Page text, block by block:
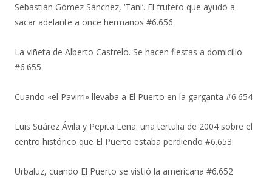
Sebastián Gómez Sánchez, ‘Tani’. El frutero que ayudó a
sacar adelante a once hermanos #6.656
La viñeta de Alberto Castrelo. Se hacen fiestas a domicilio
#6.655
Cuando «el Pavirri» llevaba a El Puerto en la garganta #6.654
Luis Suárez Ávila y Pepita Lena: una tertulia de 2004 sobre el
centro histórico que El Puerto estaba perdiendo #6.653
Urbaluz, cuando El Puerto se vistió la americana #6.652